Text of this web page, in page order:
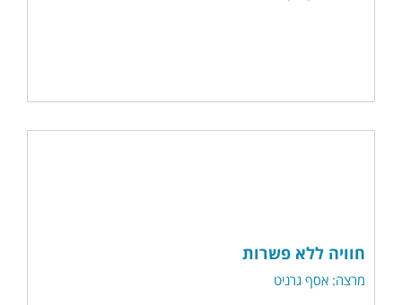
חוויה ללא פשרות
מרצה: אסף גרניט